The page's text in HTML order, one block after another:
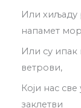
Или хиљаду
напамет
Или су ипак
ветрови,
Који нас
заклетви